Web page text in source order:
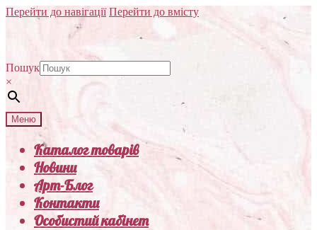
Перейти до навігації Перейти до вмісту
Пошук
×
Меню
Каталог товарів
Новини
Арт-Блог
Контакти
Особистий кабінет